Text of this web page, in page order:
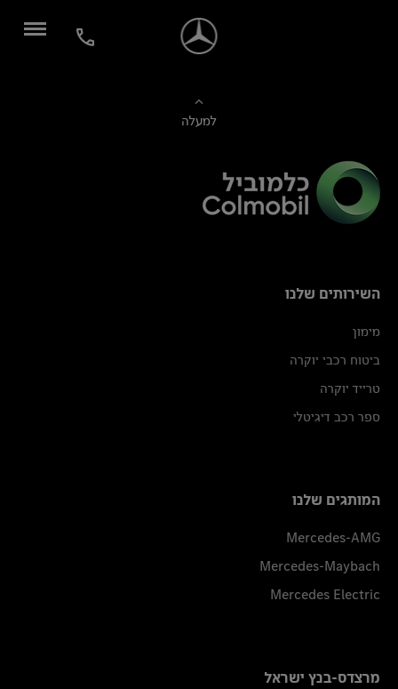
למעלה
השירותים שלנו
מימון
ביטוח רכבי יוקרה
טרייד יוקרה
ספר רכב דיגיטלי
המותגים שלנו
Mercedes-AMG
Mercedes-Maybach
Mercedes Electric
מרצדס-בנץ ישראל